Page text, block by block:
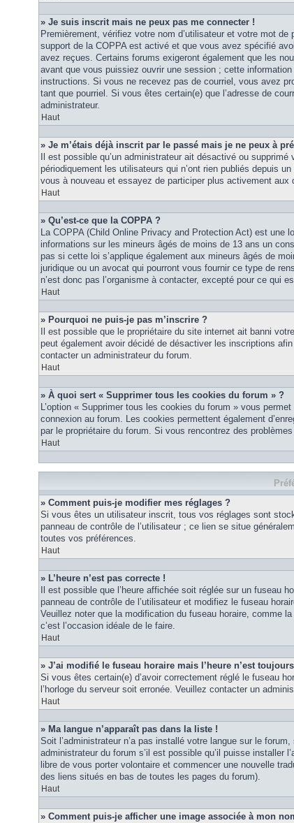
» Je suis inscrit mais ne peux pas me connecter !
Premièrement, vérifiez votre nom d’utilisateur et votre mot
support de la COPPA est activé et que vous avez spécifié
avez reçues. Certains forums exigeront également que les
avant que vous puissiez ouvrir une session ; cette
instructions. Si vous ne recevez pas de courriel, vous avez
tant que pourriel. Si vous êtes certain(e) que l’adresse de
administrateur.
Haut
» Je m’étais déjà inscrit par le passé mais je ne peux à
Il est possible qu’un administrateur ait désactivé ou
périodiquement les utilisateurs qui n’ont rien publiés depuis
vous à nouveau et essayez de participer plus activement aux
Haut
» Qu’est-ce que la COPPA ?
La COPPA (Child Online Privacy and Protection Act) est une
informations sur les mineurs âgés de moins de 13 ans un
pas si cette loi s’applique également aux mineurs âgés de
juridique ou un avocat qui pourront vous fournir ce type de
n’est donc pas l’organisme à contacter, excepté pour ce qui
Haut
» Pourquoi ne puis-je pas m’inscrire ?
Il est possible que le propriétaire du site internet ait banni
peut également avoir décidé de désactiver les inscriptions
contacter un administrateur du forum.
Haut
» À quoi sert « Supprimer tous les cookies du forum » ?
L’option « Supprimer tous les cookies du forum » vous
connexion au forum. Les cookies permettent également
par le propriétaire du forum. Si vous rencontrez des
Haut
» Comment puis-je modifier mes réglages ?
Si vous êtes un utilisateur inscrit, tous vos réglages sont
panneau de contrôle de l’utilisateur ; ce lien se situe
toutes vos préférences.
Haut
» L’heure n’est pas correcte !
Il est possible que l’heure affichée soit réglée sur un
panneau de contrôle de l’utilisateur et modifiez le fuseau
Veuillez noter que la modification du fuseau horaire, comme
c’est l’occasion idéale de le faire.
Haut
» J’ai modifié le fuseau horaire mais l’heure n’est
Si vous êtes certain(e) d’avoir correctement réglé le fuseau
l’horloge du serveur soit erronée. Veuillez contacter un
Haut
» Ma langue n’apparaît pas dans la liste !
Soit l’administrateur n’a pas installé votre langue sur le
administrateur du forum s’il est possible qu’il puisse installer
libre de vous porter volontaire et commencer une nouvelle
des liens situés en bas de toutes les pages du forum).
Haut
» Comment puis-je afficher une image associée à mon